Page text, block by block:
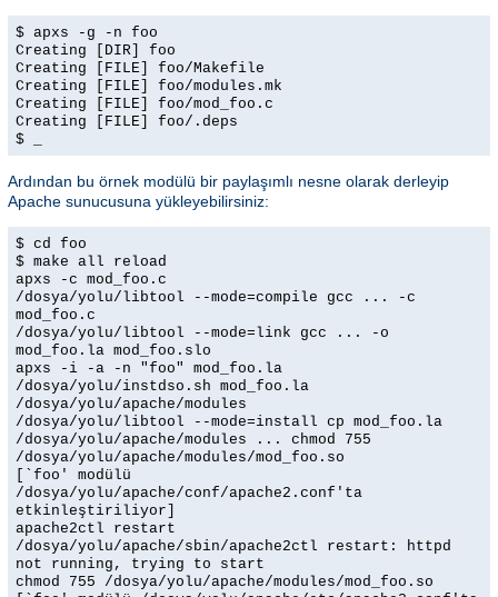
$ apxs -g -n foo
Creating [DIR] foo
Creating [FILE] foo/Makefile
Creating [FILE] foo/modules.mk
Creating [FILE] foo/mod_foo.c
Creating [FILE] foo/.deps
$ _
Ardından bu örnek modülü bir paylaşımlı nesne olarak derleyip
Apache sunucusuna yükleyebilirsiniz:
$ cd foo
$ make all reload
apxs -c mod_foo.c
/dosya/yolu/libtool --mode=compile gcc ... -c
mod_foo.c
/dosya/yolu/libtool --mode=link gcc ... -o
mod_foo.la mod_foo.slo
apxs -i -a -n "foo" mod_foo.la
/dosya/yolu/instdso.sh mod_foo.la
/dosya/yolu/apache/modules
/dosya/yolu/libtool --mode=install cp mod_foo.la
/dosya/yolu/apache/modules ... chmod 755
/dosya/yolu/apache/modules/mod_foo.so
[`foo' modülü
/dosya/yolu/apache/conf/apache2.conf'ta
etkinleştiriliyor]
apache2ctl restart
/dosya/yolu/apache/sbin/apache2ctl restart: httpd
not running, trying to start
chmod 755 /dosya/yolu/apache/modules/mod_foo.so